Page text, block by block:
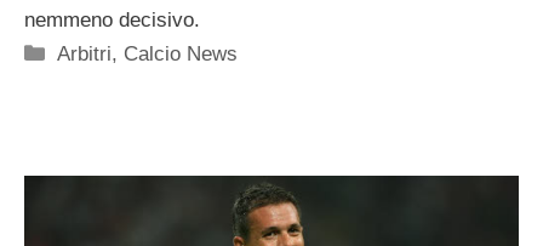
nemmeno decisivo.
Categorie
Arbitri, Calcio News